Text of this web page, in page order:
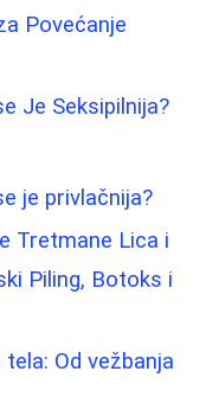
Povećanje
Je Seksipilnija?
je privlačnija?
Tretmane Lica i
Piling, Botoks i
Od vežbanja